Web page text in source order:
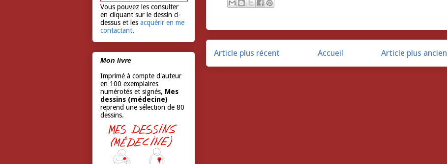
Article plus récent Article plus ancien
Accueil
Vous pouvez les consulter
en cliquant sur le dessin ci-
dessus et les acquérir en me
contactant.
Mon livre
Imprimé à compte d'auteur
en 100 exemplaires
numérotés et signés, Mes
dessins (médecine)
reprend une sélection de 80
dessins.